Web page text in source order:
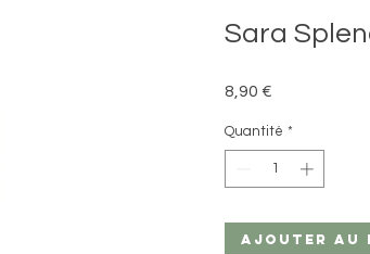
Sara
8,90 €
Quantité *
Ajouter au